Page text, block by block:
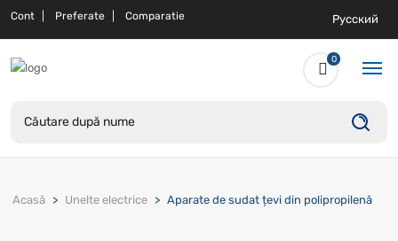
Cont Preferate Comparatie Русский
0
Acasă Unelte electrice Aparate de sudat țevi din polipropilenă